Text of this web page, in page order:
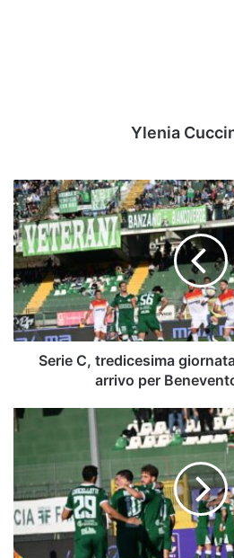
Ylenia
Serie
C,
tredicesima
giornata
girone
C.
Derby
in
arrivo
Catania
Serie C, tredicesima
arrivo per
Avellino
accelera
il
Taranto
occasione
da